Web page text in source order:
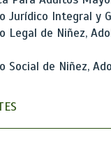
Jurídico Integral y
Legal de Niñez,
Social de Niñez,